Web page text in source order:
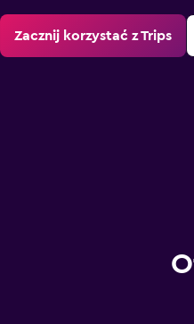
Zacznij korzystać z Trips